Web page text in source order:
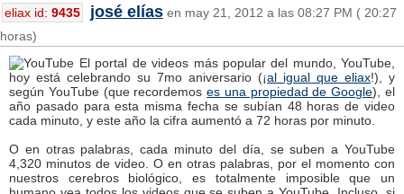
eliax id: 9435 josé elías en may 21, 2012 a las 08:27 PM ( 20:27
horas)
El portal de videos más popular del mundo, YouTube,
hoy está celebrando su 7mo aniversario (¡al igual que eliax!), y
según YouTube (que recordemoses una propiedad de Google), el
año pasado para esta misma fecha se subían 48 horas de video
cada minuto, y este año la cifra aumentó a 72 horas por minuto.
O en otras palabras, cada minuto del día, se suben a YouTube
4,320 minutos de video. O en otras palabras, por el momento con
nuestros cerebros biológico, es totalmente imposible que un